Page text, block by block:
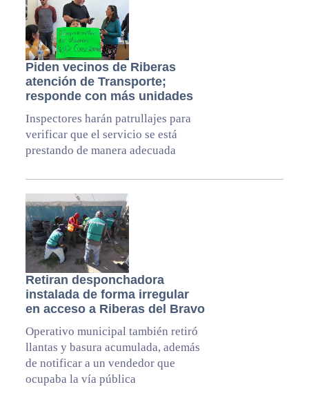
Piden vecinos de Riberas
atención de Transporte;
responde con más unidades
Inspectores harán patrullajes para
verificar que el servicio se está
prestando de manera adecuada
Retiran desponchadora
instalada de forma irregular
en acceso a Riberas del Bravo
Operativo municipal también retiró
llantas y basura acumulada, además
de notificar a un vendedor que
ocupaba la vía pública